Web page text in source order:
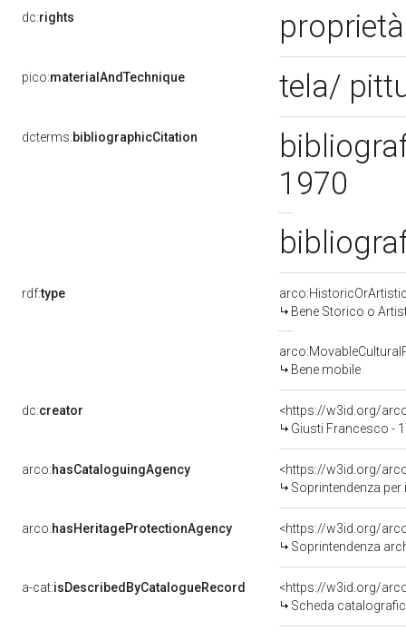
dc:rights
pico:materialAndTechnique tela/
dcterms:bibliographicCitation
1970
rdf:type
Bene Storico o
Bene mobile
dc:creator
<https://w3id.org/
Giusti Francesco -
arco:hasCataloguingAgency
<https://w3id.org/
Soprintendenza per i
arco:hasHeritageProtectionAgency
<https://w3id.org/
Soprintendenza
a-cat:isDescribedByCatalogueRecord
<https://w3id.org/
Scheda